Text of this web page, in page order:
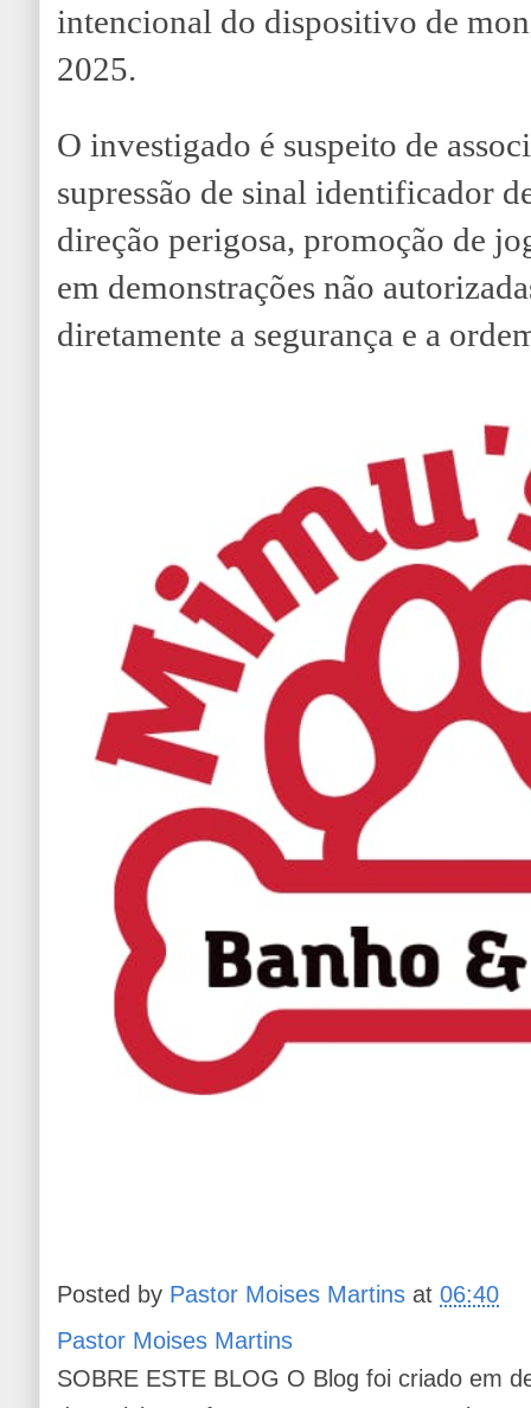
intencional do dispositivo de
2025.
O investigado é suspeito de
supressão de sinal identificador
direção perigosa, promoção de
em demonstrações não
diretamente a segurança e a
Posted by Pastor Moises Martins at06:40
Pastor Moises Martins
SOBRE ESTE BLOG O Blog foi criado em